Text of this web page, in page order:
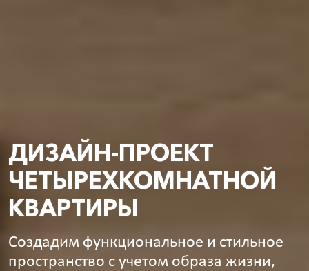
ДИЗАЙН-ПРОЕКТ
ЧЕТЫРЕХКОМНАТНОЙ
КВАРТИРЫ
Создадим функциональное и стильное
пространство с учетом образа жизни,